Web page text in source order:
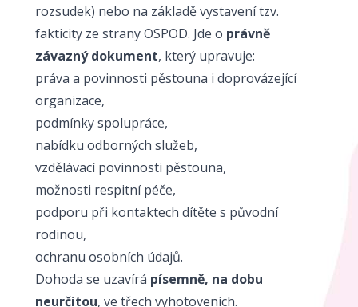
rozsudek) nebo na základě vystavení tzv.
fakticity ze strany OSPOD. Jde o právně
závazný dokument, který upravuje:
práva a povinnosti pěstouna i doprovázející
organizace,
podmínky spolupráce,
nabídku odborných služeb,
vzdělávací povinnosti pěstouna,
možnosti respitní péče,
podporu při kontaktech dítěte s původní
rodinou,
ochranu osobních údajů.
Dohoda se uzavírá písemně, na dobu
neurčitou, ve třech vyhotoveních.